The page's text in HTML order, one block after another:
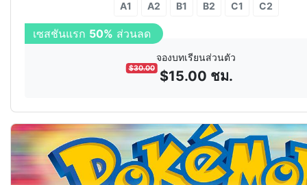
A1 A2 B1 B2 C1 C2
เซสชันแรก 50% ส่วนลด
จองบทเรียนส่วนตัว
$30.00 $15.00 ชม.